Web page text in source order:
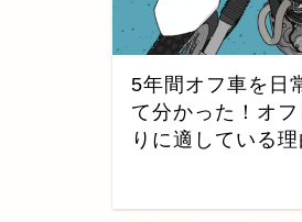
5年間オフ車を日
て分かった！オ
りに適している理